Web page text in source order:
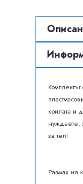
крилата и
нуждаете,
за тел!
Размах на